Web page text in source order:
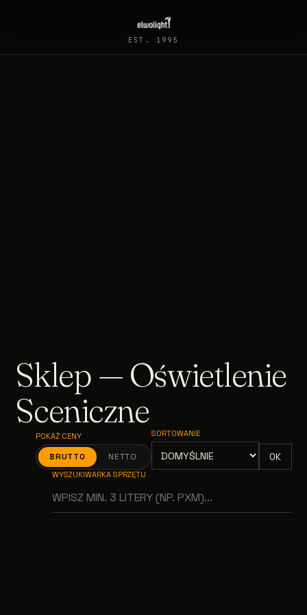
EST. 1995
Sklep — Oświetlenie
Sceniczne
POKAŻ CENY
BRUTTO NETTO
SORTOWANIE
OK
WYSZUKIWARKA SPRZĘTU